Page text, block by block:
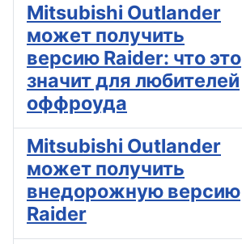
Mitsubishi Outlander
может получить
версию Raider: что это
значит для любителей
оффроуда
Mitsubishi Outlander
может получить
внедорожную версию
Raider